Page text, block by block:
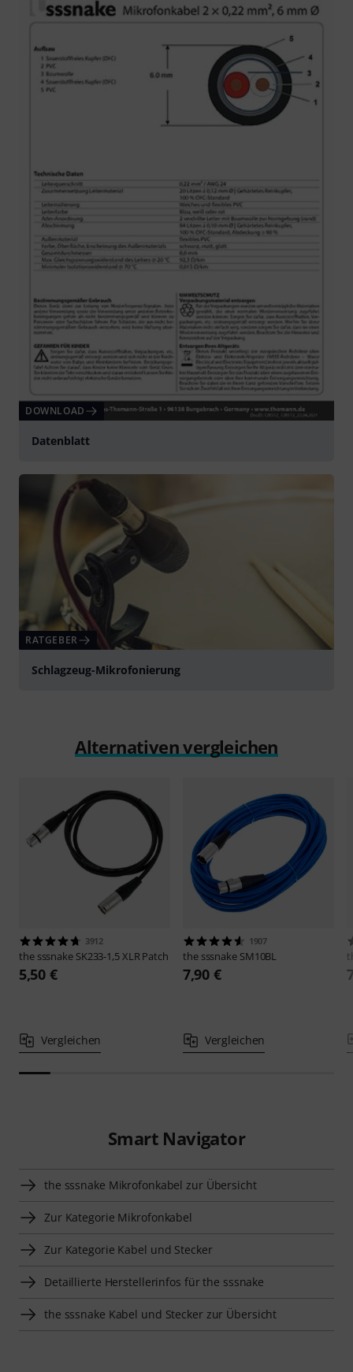
DOWNLOAD
Datenblatt
RATGEBER
Schlagzeug-Mikrofonierung
Alternativen vergleichen
3912
the sssnake SK233-1,5 XLR Patch
5,50 €
Vergleichen
1907
the sssnake SM10BL
7,90 €
Vergleichen
Smart Navigator
the sssnake Mikrofonkabel zur Übersicht
Zur Kategorie Mikrofonkabel
Zur Kategorie Kabel und Stecker
Detaillierte Herstellerinfos für the sssnake
the sssnake Kabel und Stecker zur Übersicht